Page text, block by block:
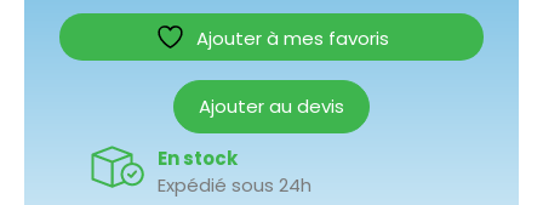
Ajouter à mes favoris
Ajouter au devis
En stock
Expédié sous 24h